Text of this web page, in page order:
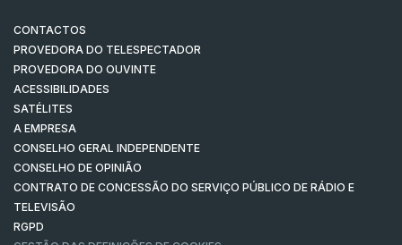
CONTACTOS
PROVEDORA DO TELESPECTADOR
PROVEDORA DO OUVINTE
ACESSIBILIDADES
SATÉLITES
A EMPRESA
CONSELHO GERAL INDEPENDENTE
CONSELHO DE OPINIÃO
CONTRATO DE CONCESSÃO DO SERVIÇO PÚBLICO DE RÁDIO E
TELEVISÃO
RGPD